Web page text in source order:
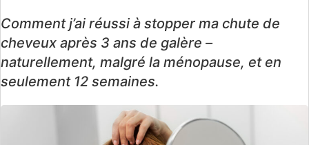
Comment j’ai réussi à stopper ma chute de
cheveux après 3 ans de galère –
naturellement, malgré la ménopause, et en
seulement 12 semaines.